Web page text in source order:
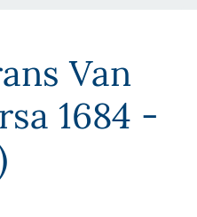
Van
1684 -